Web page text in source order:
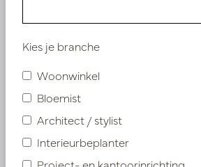
Roos Roze H66
Kies je branche
Woonwinkel
Bloemist
Architect / stylist
Interieurbeplanter